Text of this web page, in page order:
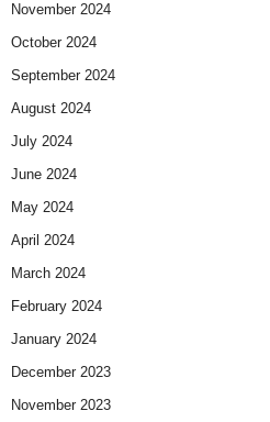
November 2024
October 2024
September 2024
August 2024
July 2024
June 2024
May 2024
April 2024
March 2024
February 2024
January 2024
December 2023
November 2023